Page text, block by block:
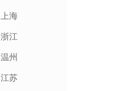
上海
浙江
温州
江苏